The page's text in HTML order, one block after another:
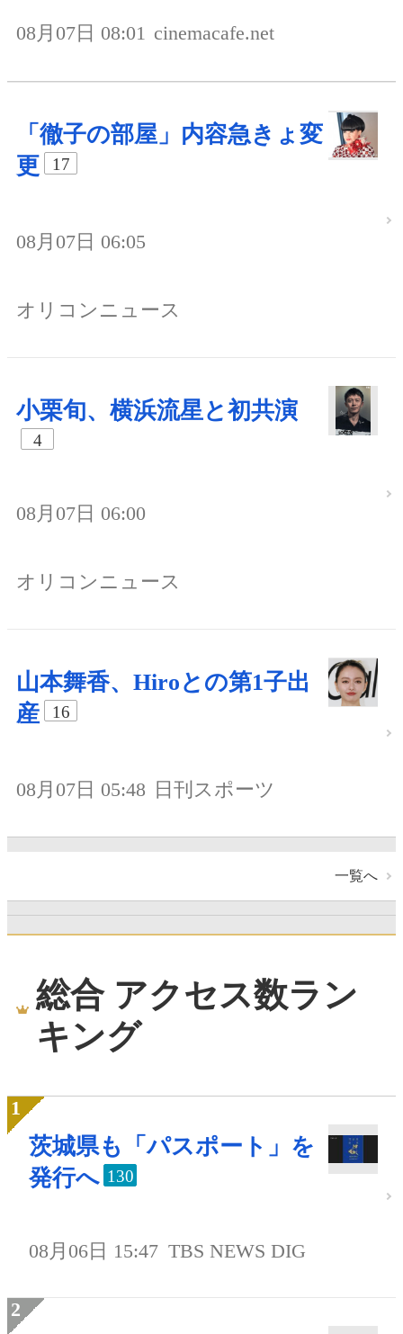
08月07日 08:01 cinemacafe.net
「徹子の部屋」内容急きょ変
更
17
08月07日 06:05
オリコンニュース
小栗旬、横浜流星と初共演
4
08月07日 06:00
オリコンニュース
山本舞香、Hiroとの第1子出
産
16
08月07日 05:48 日刊スポーツ
一覧へ
総合 アクセス数ラン
キング
茨城県も「パスポート」を
発行へ 130
08月06日 15:47 TBS NEWS DIG